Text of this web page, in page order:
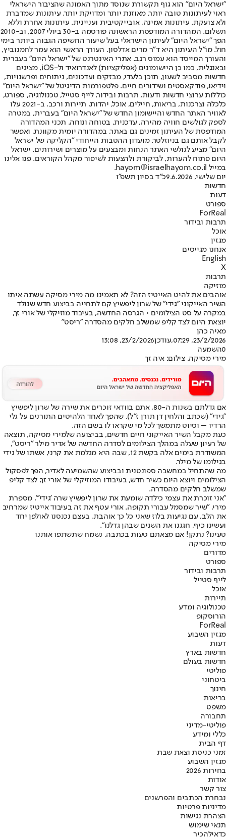
"ישראל היום" הוא גוף תקשורת שנוסד מתוך האמונה שהציבור הישראלי
ראוי לעיתונות טובה יותר, מאוזנת יותר ומדויקת יותר. עיתונות שמדברת
ולא צועקת. עיתונות אמינה, אובייקטיבית ועניינית. עיתונות אחרת וללא
תשלום. המהדורה המודפסת הראשונה פורסמה ב-30 ביולי 2007, וב-2010
הפך "ישראל היום" לעיתון הישראלי בעל שיעור החשיפה הגבוה ביותר בימי
חול. מו"ל העיתון היא ד"ר מרים אדלסון. העורך הראשי הוא עמר לחמנוביץ,
והעורך המייסד הוא עמוס רגב. אתרי האינטרנט של "ישראל היום" בעברית
ובאנגלית, כמו כן היישומונים (אפליקציות) לאנדרואיד ול-iOS, מציגים
חדשות מסביב לשעון, תוכן בלעדי, מבזקים ועדכונים, ניתוחים ופרשנויות,
וידיאו, פודקאסטים ושידורים חיים. פלטפורמות הדיגיטל של "ישראל היום"
כוללות ערוצי חדשות ודעות, תרבות ובידור, לייף סטייל, טכנולוגיה, ספורט,
כלכלה וצרכנות, בריאות, חיילים, אוכל, יהדות, תיירות ורכב. ב-2021 עלו
לאוויר האתר החדש והיישומון החדש של "ישראל היום" בעברית, במטרה
לספק לגולשים חוויה מהירה, עדכנית, בטוחה ונוחה. תכני המהדורה
המודפסת של העיתון זמינים גם באתר, במהדורה יומית מקוונת, ואפשר
לקבל אותם גם בניוזלטר. מועדון ההטבות הייחודי "הקליקה של ישראל
היום" מציע לגולשי האתר הנחות ומבצעים על מוצרים ושירותים. ישראל
היום פתוח להערות, לביקורת ולהצעות לשיפור מקהל הקוראים. פנו אלינו
במייל hayom@israelhayom.co.il.
יום שלישי, 9.6.2026
כ"ד בסיון תשפ"ו
חדשות
דעות
ספורט
ForReal
תרבות ובידור
אוכל
מגזין
אנחנו מגייסים
English
X
תרבות
מוזיקה
אוהבים את להיט האייטיז הזה? לא תאמינו מה מירי מסיקה עשתה איתו
השיר האייקוני "גידי" של שרון ליפשיץ קם לתחייה בביצוע חדש שנולד
במקרה על סט הצילומים • הגרסה החדשה, בעיבוד מוזיקלי של אורי זך,
יוצאת היום לצד קליפ שמשלב חלקים מהסדרה "ריסט"
מאיה כהן
23/2/2026, 07:29
,עודכן23/2/2026, 13:08
0השמעה
מירי מסיקה. צילום: איה זך
אם גדלתם בשנות ה-80
, אתם בוודאי זוכרים את שירה של שרון ליפשיץ
"גידי" (שכתב והלחין דן תורן ז"ל), שהפך לאחד הלהיטים התורנים על גלי
הרדיו – וסיוט מתמשך לכל מי שקראו לו בשם הזה.
כעת מקבל השיר האייקוני חיים חדשים, בביצועה שלמירי מסיקה, תוצאה
של רעיון שעלה במהלך הצילומים לסדרה החדשה של אדיר מילר "ריסט",
המשודרת בימים אלה בקשת 12, שבה היא מגלמת את קרני, אשתו של גידי
בגילומו של מילר.
מה שהתחיל במחשבה ספונטנית ובביצוע שהשמיעה לאדיר, הפך לפסקול
הצילומים ויוצא היום כשיר חדש, בעיבודו המוזיקלי של אורי זך, לצד קליפ
שמשלב חלקים מהסדרה.
"אני זוכרת את עצמי כילדה שומעת את שרון ליפשיץ שרה 'גידי'", מספרת
מירי, "שיר שמסמל עבורי תקופה. אורי עטף את זה בעיבוד אייטיז שמרחיב
את הלב, עם נגיעות בלוז שאני כל כך אוהבת. בעצם נכנסנו לאולפן יחד
ועשינו כיף, חגגנו את השנים שבהן גדלנו".
טעינו? נתקן! אם מצאתם טעות בכתבה, נשמח שתשתפו אותנו
מירי מסיקה
מדורים
ספורט
תרבות ובידור
לייף סטייל
אוכל
תיירות
טכנולוגיה ומדע
הורוסקופ
ForReal
מגזין השבוע
דעות
חדשות בארץ
חדשות בעולם
פוליטי
ביטחוני
חינוך
בריאות
משפט
תחבורה
פוליטי-מדיני
כללי ומידע
דף הבית
זמני כניסת וצאת שבת
מגזין השבוע
בחירות 2026
אודות
צור קשר
נבחרת הכתבים והפרשנים
מדיניות פרטיות
הצהרת נגישות
תנאי שימוש
כדאילהכיר